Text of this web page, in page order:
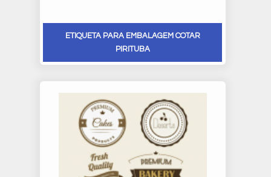
ETIQUETA PARA EMBALAGEM COTAR
PIRITUBA